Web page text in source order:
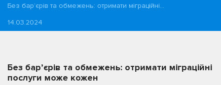
Без бар’єрів та обмежень: отримати міграційні…
14.03.2024
Без бар’єрів та обмежень: отримати міграційні
послуги може кожен